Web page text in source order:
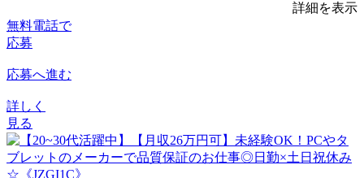
詳細を表示
無料電話で
応募
応募へ進む
詳しく
見る